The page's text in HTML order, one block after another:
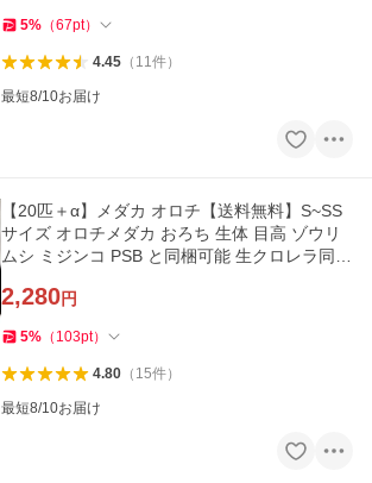
5% （67pt）
4.45（ 11件）
最短8/10お届け
【20匹＋α】メダカ オロチ【送料無料】S~SS
サイズ オロチメダカ おろち 生体 目高 ゾウリ
ムシ ミジンコ PSB と同梱可能 生クロレラ同梱
2,280円
5% （ 103pt）
4.80（ 15件）
最短8/10お届け